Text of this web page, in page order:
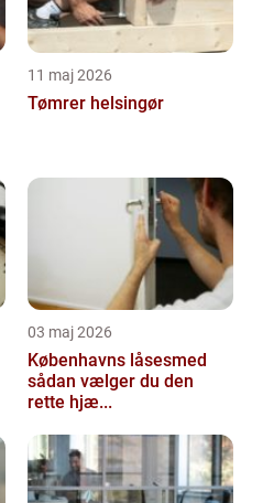
11 maj 2026
Tømrer helsingør
03 maj 2026
Københavns låsesmed
sådan vælger du den
rette hjæ...